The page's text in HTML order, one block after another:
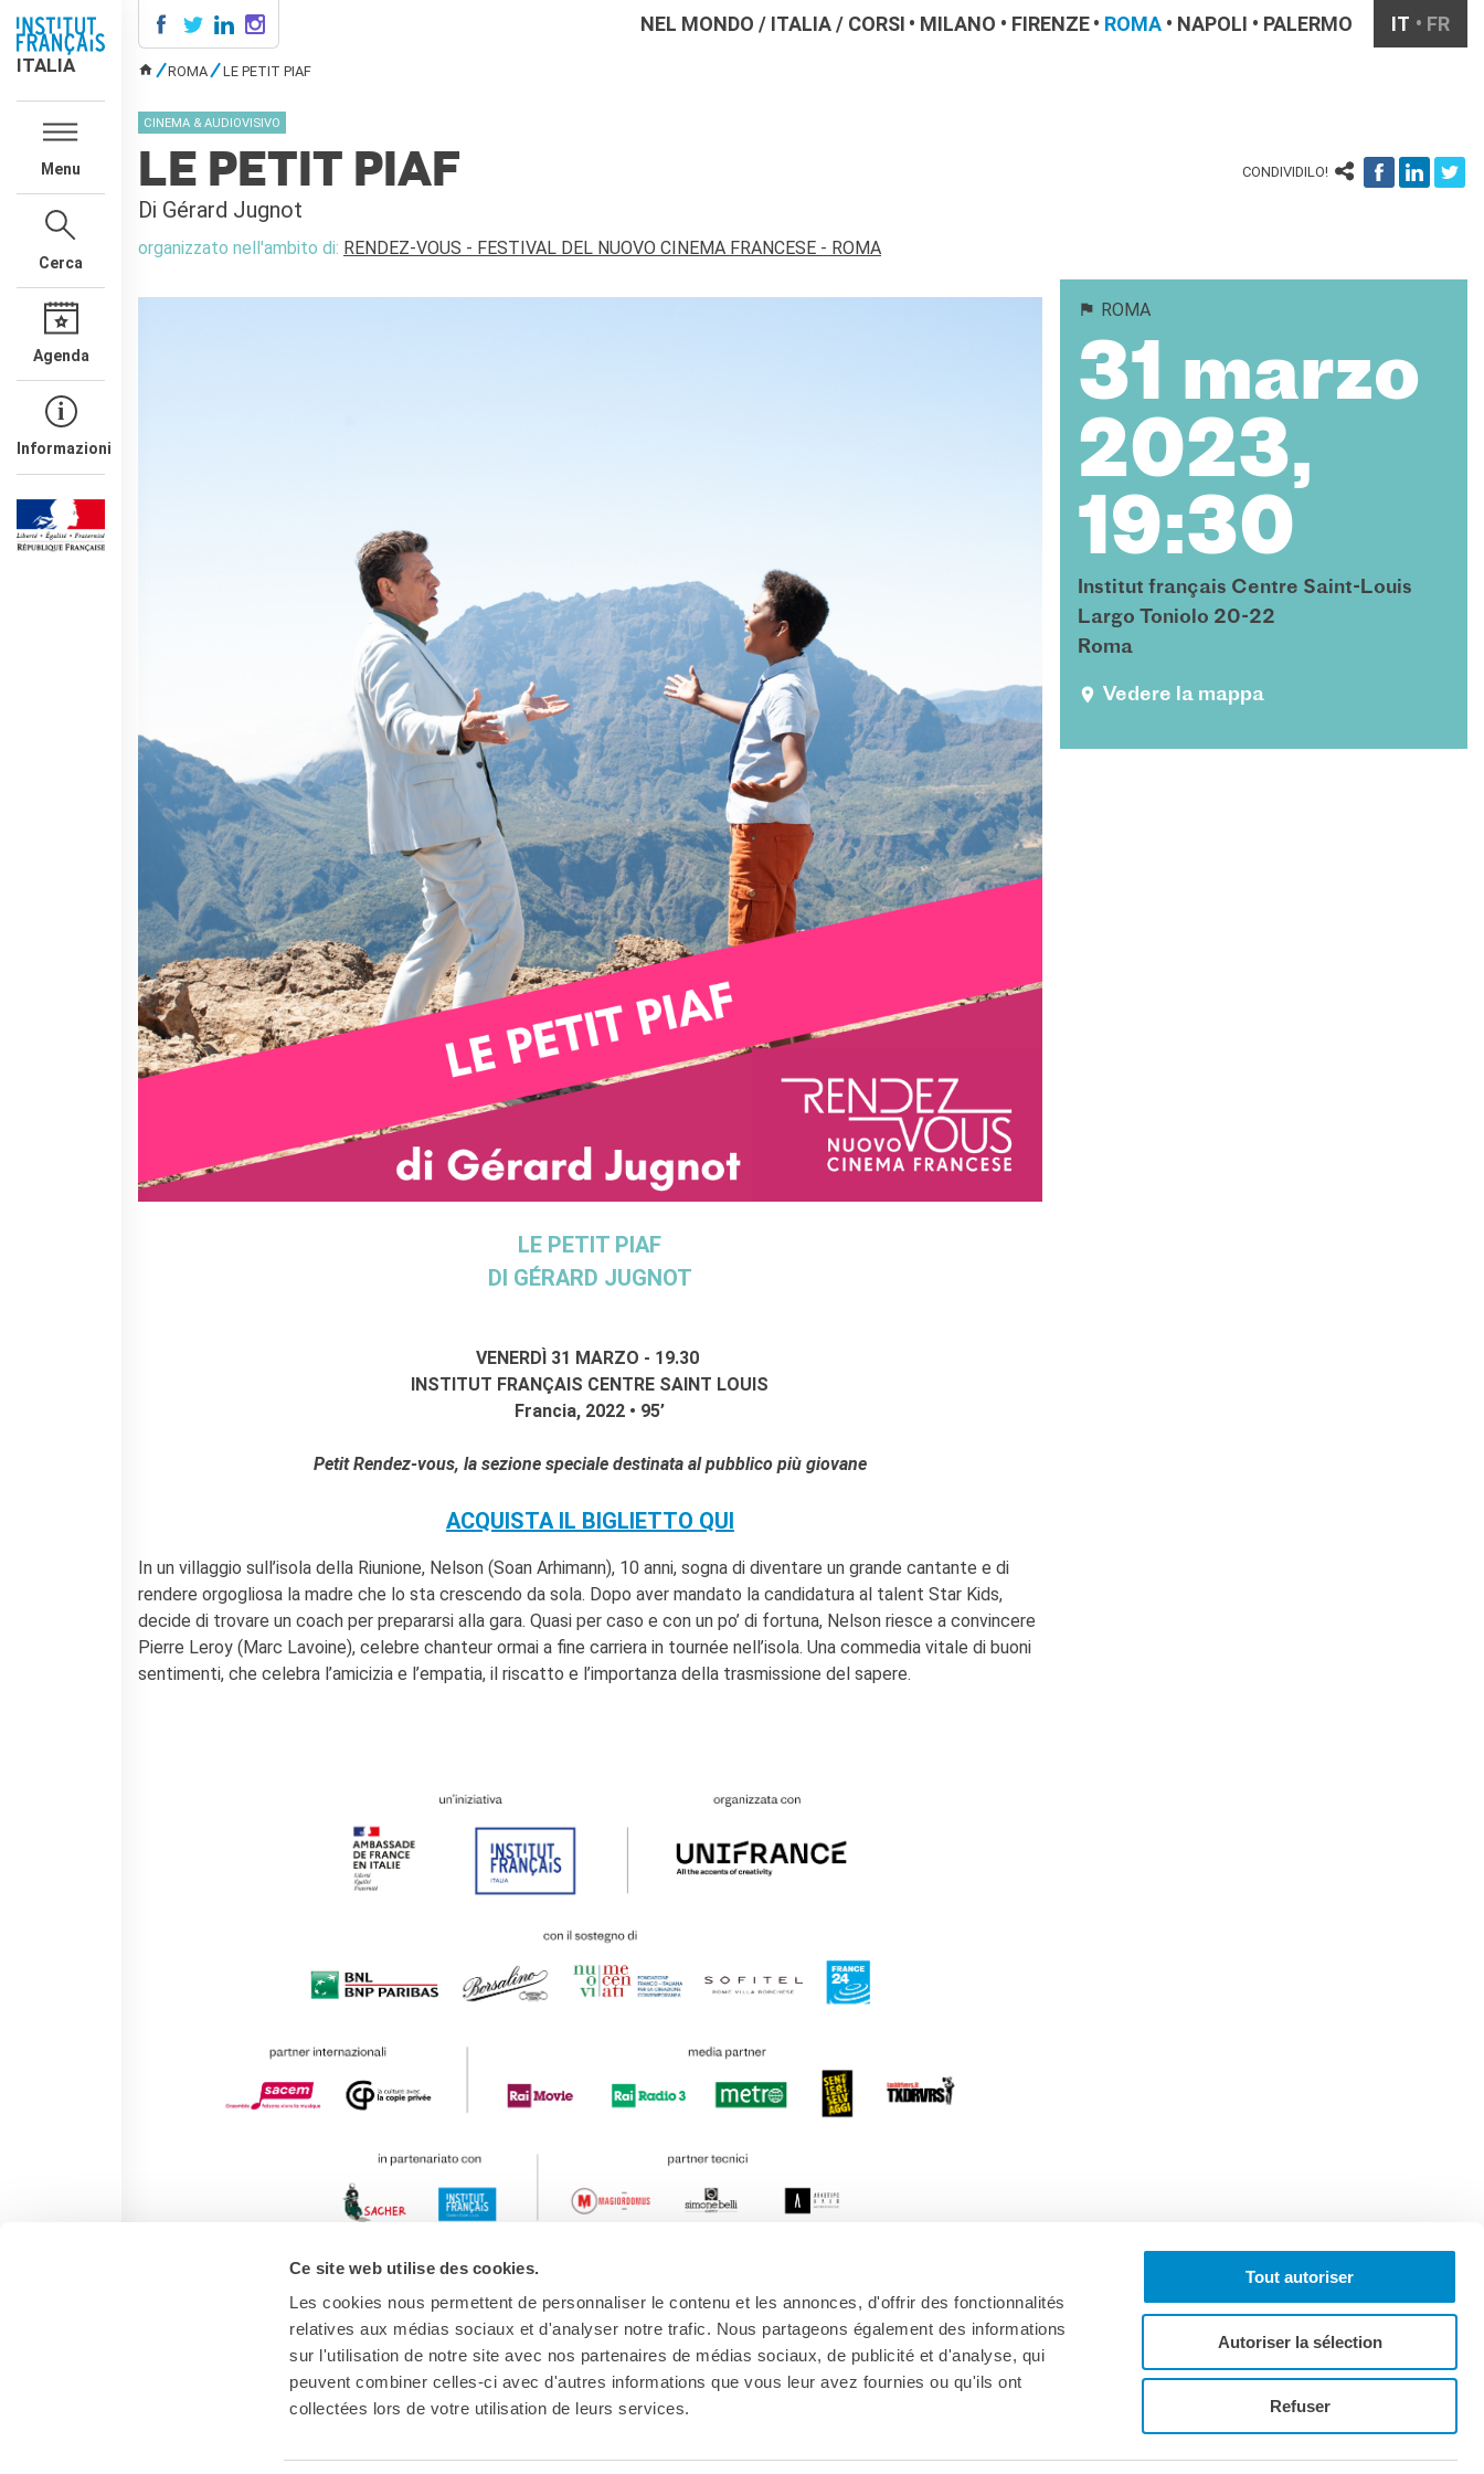
Ce site web utilise des cookies.
Les cookies nous permettent de personnaliser le contenu et les annonces, d'offrir des fonctionnalités
relatives aux médias sociaux et d'analyser notre trafic. Nous partageons également des informations
sur l'utilisation de notre site avec nos partenaires de médias sociaux, de publicité et d'analyse, qui
peuvent combiner celles-ci avec d'autres informations que vous leur avez fournies ou qu'ils ont
collectées lors de votre utilisation de leurs services.
Tout autoriser
Autoriser la sélection
Refuser
ITALIA
Menu
Cerca
Agenda
Informazioni
ITALIA
AGENDA
Cooperazione educativa
Cooperazione
universitaria
Studiare in Francia
NEL MONDO / ITALIA/ CORSI MILANO FIRENZE ROMA NAPOLI PALERMO IT FR
ROMA LE PETIT PIAF
CINEMA & AUDIOVISIVO
LE PETIT PIAF CONDIVIDILO!
Di Gérard Jugnot
organizzato nell'ambito di: RENDEZ-VOUS - FESTIVAL DEL NUOVO CINEMA FRANCESE - ROMA
LE PETIT PIAF
DI GÉRARD JUGNOT
VENERDÌ 31 MARZO - 19.30
INSTITUT FRANÇAIS CENTRE SAINT LOUIS
Francia, 2022 • 95’
Petit Rendez-vous, la sezione speciale destinata al pubblico più giovane
ACQUISTA IL BIGLIETTO QUI
In un villaggio sull’isola della Riunione, Nelson (Soan Arhimann), 10 anni, sogna di diventare un grande cantante e di
rendere orgogliosa la madre che lo sta crescendo da sola. Dopo aver mandato la candidatura al talent Star Kids,
decide di trovare un coach per prepararsi alla gara. Quasi per caso e con un po’ di fortuna, Nelson riesce a convincere
Pierre Leroy (Marc Lavoine), celebre chanteur ormai a fine carriera in tournée nell’isola. Una commedia vitale di buoni
sentimenti, che celebra l’amicizia e l’empatia, il riscatto e l’importanza della trasmissione del sapere.
ROMA
31 marzo
2023,
19:30
Institut français Centre Saint-Louis
Largo Toniolo 20-22
Roma
Vedere la mappa
Iscriviti alla newsletter